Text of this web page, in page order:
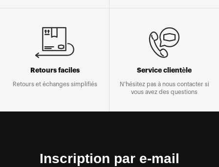
Retours faciles
Retours et échanges simplifiés
Service clientèle
N'hésitez pas à nous contacter si
vous avez des questions
Inscription par e-mail